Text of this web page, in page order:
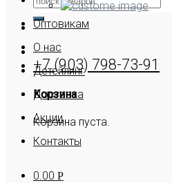
+7 (903) 798-73-91
Корзина
Корзина пуста.
Оптовикам
О нас
Детейлинг
Доставка
Акции
Контакты
0.00 Р